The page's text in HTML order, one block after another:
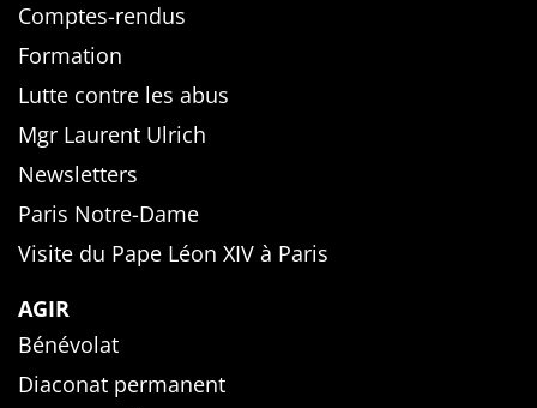
Comptes-rendus
Formation
Lutte contre les abus
Mgr Laurent Ulrich
Newsletters
Paris Notre-Dame
Visite du Pape Léon XIV à Paris
AGIR
Bénévolat
Diaconat permanent